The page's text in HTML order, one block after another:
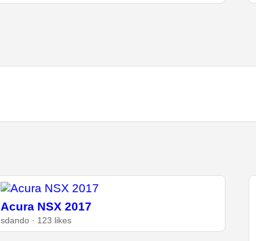
Acura NSX 2017
sdando · 123 likes